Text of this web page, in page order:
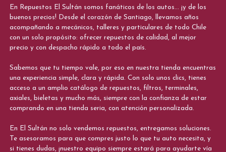
En Repuestos El Sultán somos fanáticos de los autos... ¡y de los
buenos precios! Desde el corazón de Santiago, llevamos años
acompañando a mecánicos, talleres y particulares de todo Chile
con un solo propósito: ofrecer repuestos de calidad, al mejor
precio y con despacho rápido a todo el país.
Sabemos que tu tiempo vale, por eso en nuestra tienda encuentras
una experiencia simple, clara y rápida. Con solo unos clics, tienes
acceso a un amplio catálogo de repuestos, filtros, terminales,
axiales, bieletas y mucho más, siempre con la confianza de estar
comprando en una tienda seria, con atención personalizada.
En El Sultán no solo vendemos repuestos, entregamos soluciones.
Te asesoramos para que compres justo lo que tu auto necesita, y
si tienes dudas, ¡nuestro equipo siempre estará para ayudarte vía